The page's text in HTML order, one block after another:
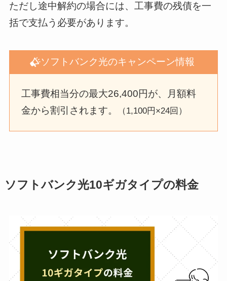
ただし途中解約の場合には、工事費の残債を一
括で支払う必要があります。
ソフトバンク光のキャンペーン情報
工事費相当分の最大26,400円が、月額料
金から割引されます。
（1,100円×24回）
ソフトバンク光10ギガタイプの料金